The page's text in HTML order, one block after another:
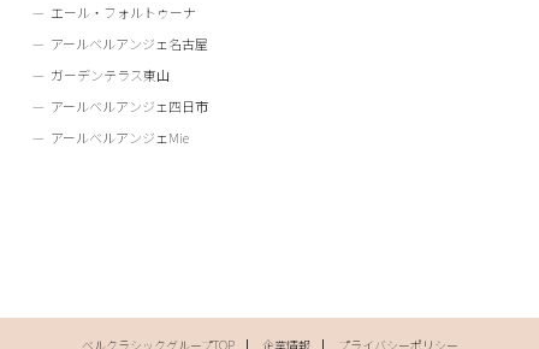
エール・フォルトゥーナ
アールベルアンジェ名古屋
ガーデンテラス東山
アールベルアンジェ四日市
アールベルアンジェMie
ベルクラシックグループTOP 企業情報 プライバシーポリシー